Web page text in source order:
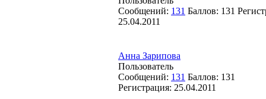
Сообщений: 131 Баллов: 131
25.04.2011
Анна Зарипова
Пользователь
Сообщений: 131 Баллов: 131
Регистрация: 25.04.2011